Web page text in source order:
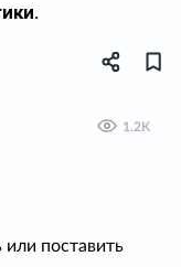
1.2K
поставить